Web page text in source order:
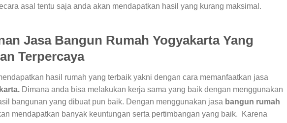
asal tentu saja anda akan mendapatkan hasil yang kurang maksimal.
Jasa Bangun Rumah Yogyakarta Yang
Terpercaya
hasil rumah yang terbaik yakni dengan cara memanfaatkan jasa
Dimana anda bisa melakukan kerja sama yang baik dengan menggunakan
bangunan yang dibuat pun baik. Dengan menggunakan jasa bangun rumah
mendapatkan banyak keuntungan serta pertimbangan yang baik. Karena